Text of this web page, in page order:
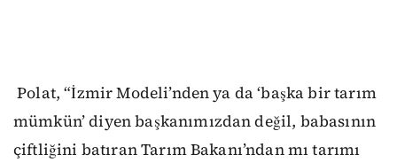
Polat, “İzmir Modeli’nden ya da ‘başka bir tarım
mümkün’ diyen başkanımızdan değil, babasının
çiftliğini batıran Tarım Bakanı’ndan mı tarımı